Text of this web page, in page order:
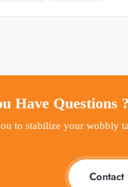
Have Questions ?
to stabilize your wobbly
Contact